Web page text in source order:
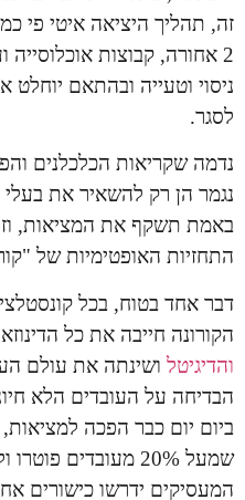
זה, תהליך היציאה איטי פי
2 אחורה, קבוצות
ניסוי וטעייה ובהתאם
לסגר.
נדמה שקריאות הכלכלנים
נגמר הן רק להשאיר את
באמת תשקף את המציאות,
התחזיות האופטימיות של
דבר אחד בטוח, בכל
הקורונה חייבה את כל
והדיגיטל ושינתה את עולם
הבדיחה על העובדים הלא
ביום יום כבר הפכה
שמעל 20% מעובדים
המעסיקים ידרשו כישורים